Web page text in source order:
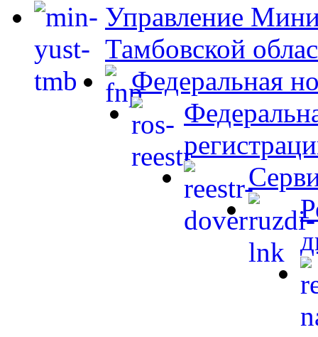
Управление
Тамбовской
Федеральная